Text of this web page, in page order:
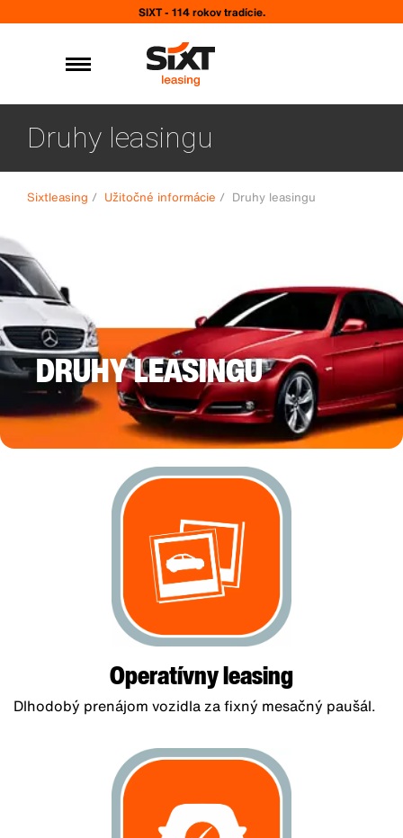
SIXT - 114 rokov tradície.
Druhy leasingu
Sixtleasing / Užitočné informácie / Druhy leasingu
DRUHY LEASINGU
Operatívny leasing
Dlhodobý prenájom vozidla za fixný mesačný paušál.